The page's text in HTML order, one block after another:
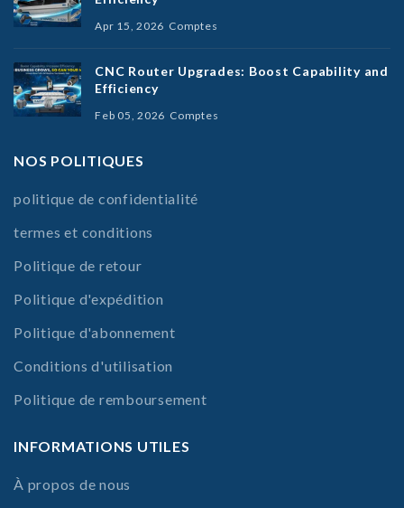
Apr 15, 2026 Comptes
CNC Router Upgrades: Boost Capability and
Efficiency
Feb 05, 2026 Comptes
NOS POLITIQUES
politique de confidentialité
termes et conditions
Politique de retour
Politique d'expédition
Politique d'abonnement
Conditions d'utilisation
Politique de remboursement
INFORMATIONS UTILES
À propos de nous